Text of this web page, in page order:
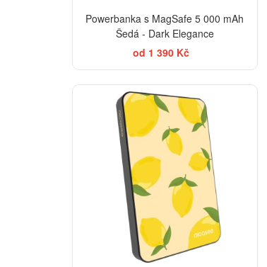
Powerbanka s MagSafe 5 000 mAh
Šedá - Dark Elegance
od 1 390 Kč